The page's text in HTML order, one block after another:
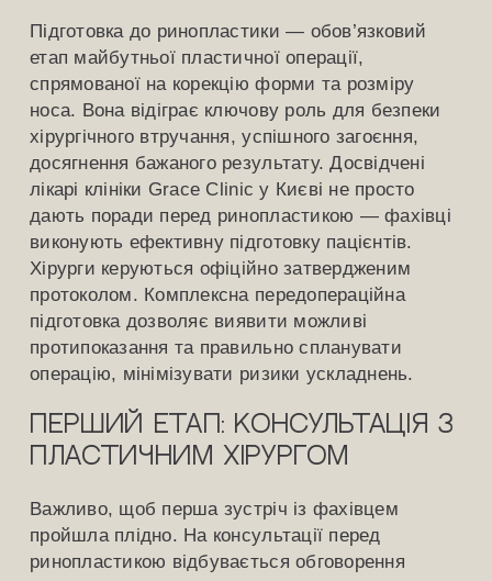
Підготовка до ринопластики — обов’язковий
етап майбутньої пластичної операції,
спрямованої на корекцію форми та розміру
носа. Вона відіграє ключову роль для безпеки
хірургічного втручання, успішного загоєння,
досягнення бажаного результату. Досвідчені
лікарі клініки Grace Clinic у Києві не просто
дають поради перед ринопластикою — фахівці
виконують ефективну підготовку пацієнтів.
Хірурги керуються офіційно затвердженим
протоколом. Комплексна передопераційна
підготовка дозволяє виявити можливі
протипоказання та правильно спланувати
операцію, мінімізувати ризики ускладнень.
Перший етап: консультація з
пластичним хірургом
Важливо, щоб перша зустріч із фахівцем
пройшла плідно. На консультації перед
ринопластикою відбувається обговорення